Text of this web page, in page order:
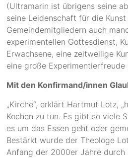
(Ultramarin ist übrigens seine
seine Leidenschaft für die
Gemeindemitgliedern auch
experimentellen Gottesdienst,
Erwachsene, eine zeitweilige
eine große Experimentierfreude
Mit den Konfirmand/innen
„Kirche“, erklärt Hartmut Lotz,
Kochen zu tun. Es gibt so viele
es um das Essen geht oder
Bestärkt wurde der Theologe
Anfang der 2000er Jahre durch